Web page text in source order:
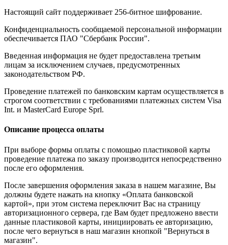
Настоящий сайт поддерживает 256-битное шифрование.
Конфиденциальность сообщаемой персональной информации
обеспечивается ПАО "Сбербанк России".
Введенная информация не будет предоставлена третьим
лицам за исключением случаев, предусмотренных
законодательством РФ.
Проведение платежей по банковским картам осуществляется в
строгом соответствии с требованиями платежных систем Visa
Int. и MasterCard Europe Sprl.
Описание процесса оплаты
При выборе формы оплаты с помощью пластиковой карты
проведение платежа по заказу производится непосредственно
после его оформления.
После завершения оформления заказа в нашем магазине, Вы
должны будете нажать на кнопку «Оплата банковской
картой», при этом система переключит Вас на страницу
авторизационного сервера, где Вам будет предложено ввести
данные пластиковой карты, инициировать ее авторизацию,
после чего вернуться в наш магазин кнопкой "Вернуться в
магазин".